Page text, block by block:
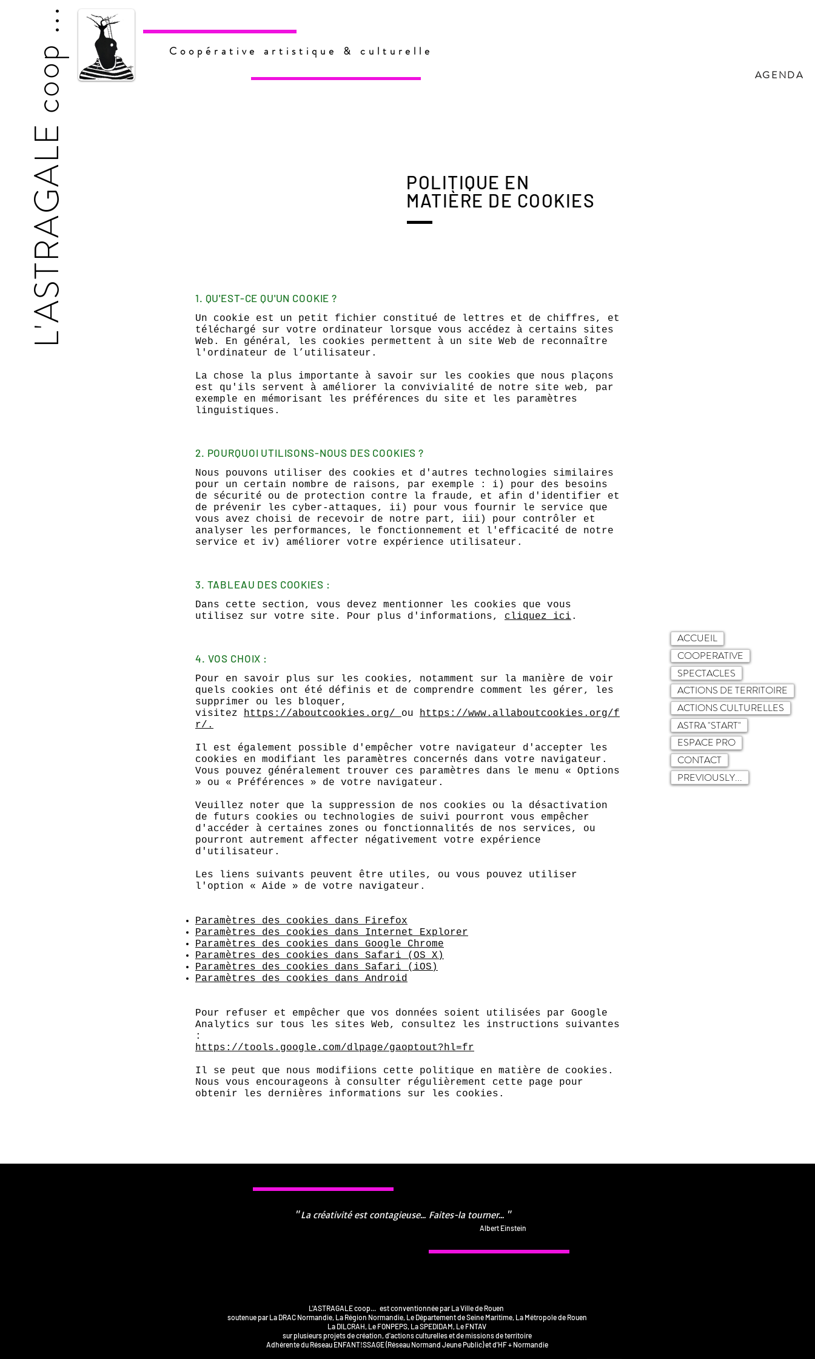
L'ASTRAGALE
coop
...
Coopérative artistique & culturelle
AGENDA
ACCUEIL
COOPERATIVE
SPECTACLES
ACTIONS DE TERRITOIRE
ACTIONS CULTURELLES
ASTRA "START"
ESPACE PRO
CONTACT
PREVIOUSLY...
POLITIQUE EN
MATIÈRE DE COOKIES
1. QU'EST-CE QU'UN COOKIE ?
Un cookie est un petit fichier constitué de lettres et de chiffres, et
téléchargé sur votre ordinateur lorsque vous accédez à certains sites
Web. En général, les cookies permettent à un site Web de reconnaître
l'ordinateur de l’utilisateur.
La chose la plus importante à savoir sur les cookies que nous plaçons
est qu'ils servent à améliorer la convivialité de notre site web, par
exemple en mémorisant les préférences du site et les paramètres
linguistiques.
2. POURQUOI UTILISONS-NOUS DES COOKIES ?
Nous pouvons utiliser des cookies et d'autres technologies similaires
pour un certain nombre de raisons, par exemple : i) pour des besoins
de sécurité ou de protection contre la fraude, et afin d'identifier et
de prévenir les cyber-attaques, ii) pour vous fournir le service que
vous avez choisi de recevoir de notre part, iii) pour contrôler et
analyser les performances, le fonctionnement et l'efficacité de notre
service et iv) améliorer votre expérience utilisateur.
3. TABLEAU DES COOKIES :
Dans cette section, vous devez mentionner les cookies que vous
utilisez sur votre site. Pour plus d'informations, cliquez ici .
4. VOS CHOIX :
Pour en savoir plus sur les cookies, notamment sur la manière de voir
quels cookies ont été définis et de comprendre comment les gérer, les
supprimer ou les bloquer,
visitez https://aboutcookies.org/ ou https://www.allaboutcookies.org/f
r/ .
Il est également possible d'empêcher votre navigateur d'accepter les
cookies en modifiant les paramètres concernés dans votre navigateur.
Vous pouvez généralement trouver ces paramètres dans le menu « Options
» ou « Préférences » de votre navigateur.
Veuillez noter que la suppression de nos cookies ou la désactivation
de futurs cookies ou technologies de suivi pourront vous empêcher
d'accéder à certaines zones ou fonctionnalités de nos services, ou
pourront autrement affecter négativement votre expérience
d'utilisateur.
Les liens suivants peuvent être utiles, ou vous pouvez utiliser
l'option « Aide » de votre navigateur.
Paramètres des cookies dans Firefox
Paramètres des cookies dans Internet Explorer
Paramètres des cookies dans Google Chrome
Paramètres des cookies dans Safari (OS X)
Paramètres des cookies dans Safari (iOS)
Paramètres des cookies dans Android
Pour refuser et empêcher que vos données soient utilisées par Google
Analytics sur tous les sites Web, consultez les instructions suivantes
:
https://tools.google.com/dlpage/gaoptout?hl=fr
Il se peut que nous modifiions cette politique en matière de cookies.
Nous vous encourageons à consulter régulièrement cette page pour
obtenir les dernières informations sur les cookies.
" La créativité est contagieuse... Faites-la tourner... "
Albert Einstein
L'ASTRAGALE coop... est conventionnée par La Ville de Rouen
soutenue par La DRAC Normandie, La Région Normandie, Le Département de Seine Maritime, La Métropole de Rouen
La DILCRAH, Le FONPEPS, La SPEDIDAM, Le FNTAV
sur plusieurs projets de création, d'actions culturelles et de missions de territoire
Adhérente du Réseau ENFANT!SSAGE (Réseau Normand Jeune Public) et d'HF + Normandie